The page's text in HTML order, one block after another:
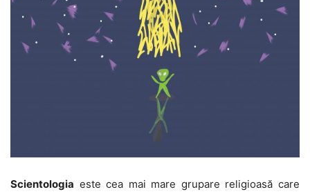
Scientologia este cea mai mare grupare religioasă care